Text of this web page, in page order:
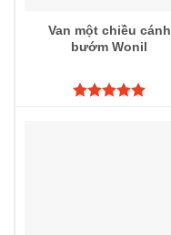
Van một chiều cánh
bướm Wonil